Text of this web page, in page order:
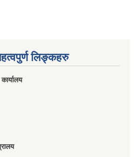
लिङ्कहरु